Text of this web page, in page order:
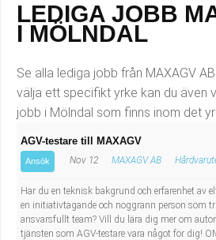
Chefer och verksamhetsledare
Data/IT
Försäljning, inköp,
Hantverksyrken
Hotell, restaurang, storhushåll
Hälso- och sjukvård
Barnskötare
Lärare i förskola/Förskollärare
Lagerarbetare
Bussförare/Busschaufför
Elevassistent
Personlig assistent
LEDIGA JOBB
I MÖLNDAL
Se alla lediga jobb från MAXAGV
välja ett specifikt yrke kan du även
jobb i Mölndal som finns inom det
AGV-testare till MAXAGV
Ansök Nov 12 MAXAGV AB
Har du en teknisk bakgrund och erfarenhet av
en initiativtagande och noggrann person som
ansvarsfullt team? Vill du lära dig mer om
tjänsten som AGV-testare vara något för dig!